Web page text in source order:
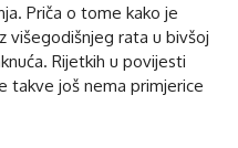
Priča o tome kako je
višegodišnjeg rata u bivšoj
Rijetkih u povijesti
takve još nema primjerice